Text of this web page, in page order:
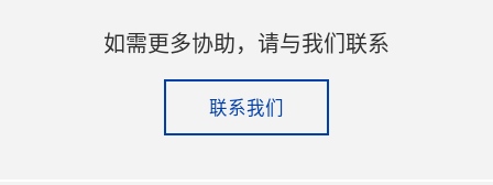
如需更多协助，请与我们联系
联系我们